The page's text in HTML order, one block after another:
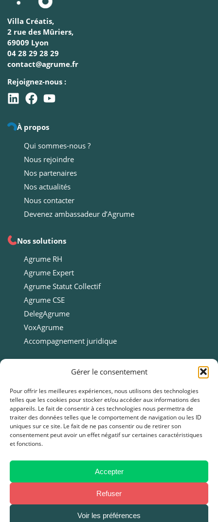
Gérer le consentement
Pour offrir les meilleures expériences, nous utilisons des technologies
telles que les cookies pour stocker et/ou accéder aux informations des
appareils. Le fait de consentir à ces technologies nous permettra de
traiter des données telles que le comportement de navigation ou les ID
uniques sur ce site. Le fait de ne pas consentir ou de retirer son
consentement peut avoir un effet négatif sur certaines caractéristiques
et fonctions.
Accepter
Refuser
Voir les préférences
Villa Créatis,
2 rue des Mûriers,
69009 Lyon
04 28 29 28 29
contact@agrume.fr
Rejoignez-nous :
À propos
Qui sommes-nous ?
Nous rejoindre
Nos partenaires
Nos actualités
Nous contacter
Devenez ambassadeur d’Agrume
Nos solutions
Agrume RH
Agrume Expert
Agrume Statut Collectif
Agrume CSE
DelegAgrume
VoxAgrume
Accompagnement juridique
Ressources
Webinars
Cas clients
Fiches pratiques
Livres blancs & Guides
Boîtes à outils
FAQ